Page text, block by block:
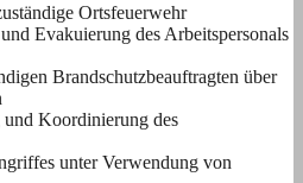
Ortsfeuerwehr
Evakuierung des Arbeitspersonals
Brandschutzbeauftragten über
und Koordinierung des
unter Verwendung von